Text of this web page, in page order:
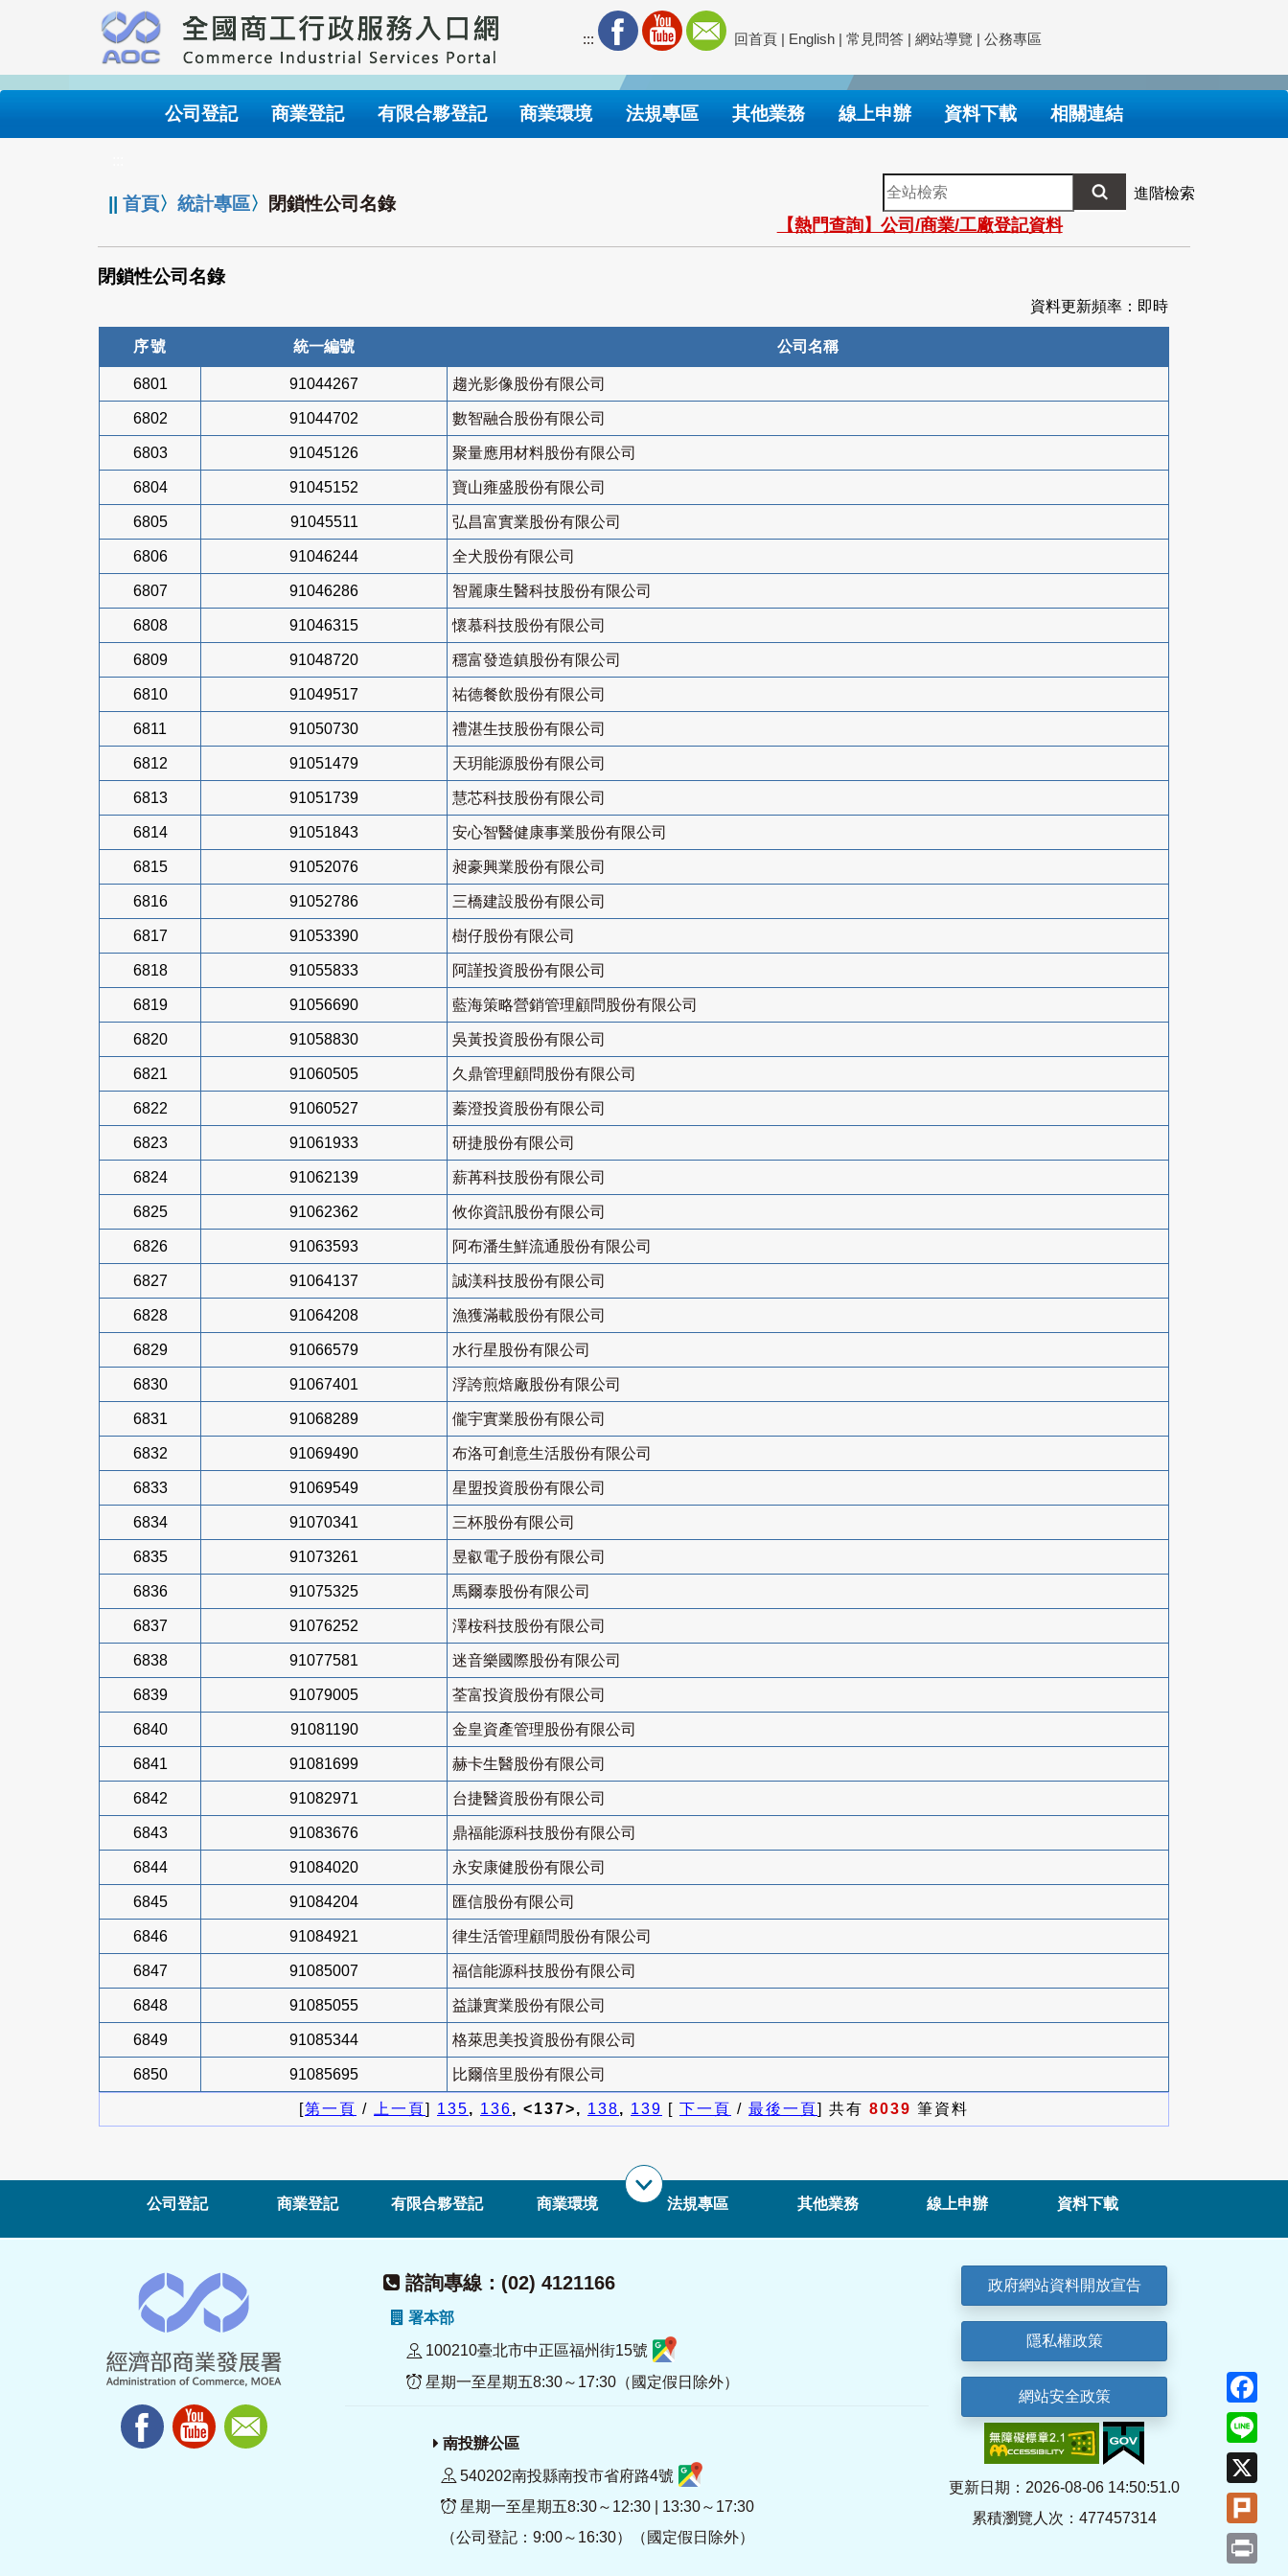
要
內
::: 回首頁 | English | 常見問答 | 網站導覽 | 公務專區
公司登記 商業登記 有限合夥登記 商業環境 法規專區 其他業務 線上申辦 資料下載 相關連結
||首頁〉統計專區〉 閉鎖性公司名錄
全
站
檢
索
進階檢索
【熱門查詢】公司/商業/工廠登記資料
閉鎖性公司名錄
資料更新頻率：即時
序號 統一編號 公司名稱
6801 91044267 趨光影像股份有限公司
6802 91044702 數智融合股份有限公司
6803 91045126 聚量應用材料股份有限公司
6804 91045152 寶山雍盛股份有限公司
6805 91045511 弘昌富實業股份有限公司
6806 91046244 全犬股份有限公司
6807 91046286 智麗康生醫科技股份有限公司
6808 91046315 懷慕科技股份有限公司
6809 91048720 穩富發造鎮股份有限公司
6810 91049517 祐德餐飲股份有限公司
6811 91050730 禮湛生技股份有限公司
6812 91051479 天玥能源股份有限公司
6813 91051739 慧芯科技股份有限公司
6814 91051843 安心智醫健康事業股份有限公司
6815 91052076 昶豪興業股份有限公司
6816 91052786 三橋建設股份有限公司
6817 91053390 樹仔股份有限公司
6818 91055833 阿謹投資股份有限公司
6819 91056690 藍海策略營銷管理顧問股份有限公司
6820 91058830 吳黃投資股份有限公司
6821 91060505 久鼎管理顧問股份有限公司
6822 91060527 蓁澄投資股份有限公司
6823 91061933 研捷股份有限公司
6824 91062139 薪苒科技股份有限公司
6825 91062362 攸你資訊股份有限公司
6826 91063593 阿布潘生鮮流通股份有限公司
6827 91064137 誠渼科技股份有限公司
6828 91064208 漁獲滿載股份有限公司
6829 91066579 水行星股份有限公司
6830 91067401 浮誇煎焙廠股份有限公司
6831 91068289 儱宇實業股份有限公司
6832 91069490 布洛可創意生活股份有限公司
6833 91069549 星盟投資股份有限公司
6834 91070341 三杯股份有限公司
6835 91073261 昱叡電子股份有限公司
6836 91075325 馬爾泰股份有限公司
6837 91076252 澤桉科技股份有限公司
6838 91077581 迷音樂國際股份有限公司
6839 91079005 荃富投資股份有限公司
6840 91081190 金皇資產管理股份有限公司
6841 91081699 赫卡生醫股份有限公司
6842 91082971 台捷醫資股份有限公司
6843 91083676 鼎福能源科技股份有限公司
6844 91084020 永安康健股份有限公司
6845 91084204 匯信股份有限公司
6846 91084921 律生活管理顧問股份有限公司
6847 91085007 福信能源科技股份有限公司
6848 91085055 益謙實業股份有限公司
6849 91085344 格萊思美投資股份有限公司
6850 91085695 比爾倍里股份有限公司
[第一頁 / 上一頁] 135, 136, <137>, 138, 139 [ 下一頁 / 最後一頁] 共有 8039 筆資料
公司登記 商業登記 有限合夥登記 商業環境 法規專區 其他業務 線上申辦 資料下載
諮詢專線：(02) 4121166
署本部
100210臺北市中正區福州街15號
星期一至星期五8:30～17:30（國定假日除外）
南投辦公區
540202南投縣南投市省府路4號
星期一至星期五8:30～12:30 | 13:30～17:30
（公司登記：9:00～16:30）（國定假日除外）
政府網站資料開放宣告
隱私權政策
網站安全政策
更新日期：2026-08-06 14:50:51.0
累積瀏覽人次：477457314